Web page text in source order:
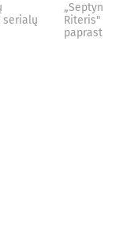
serialų
„Septynių
Riteris" – kai
paprastumas